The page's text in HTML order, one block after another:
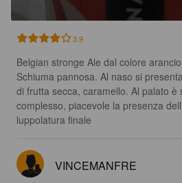
3.9
Belgian stronge Ale dal colore
Schiuma pannosa. Al naso si
di frutta secca, caramello. Al palato è
complesso, piacevole la presenza
luppolatura finale
VINCEMANFRE